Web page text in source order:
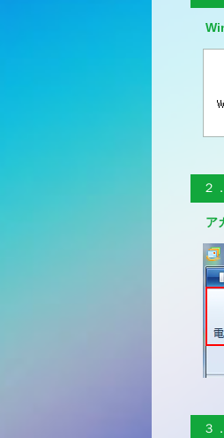
２
ア
３